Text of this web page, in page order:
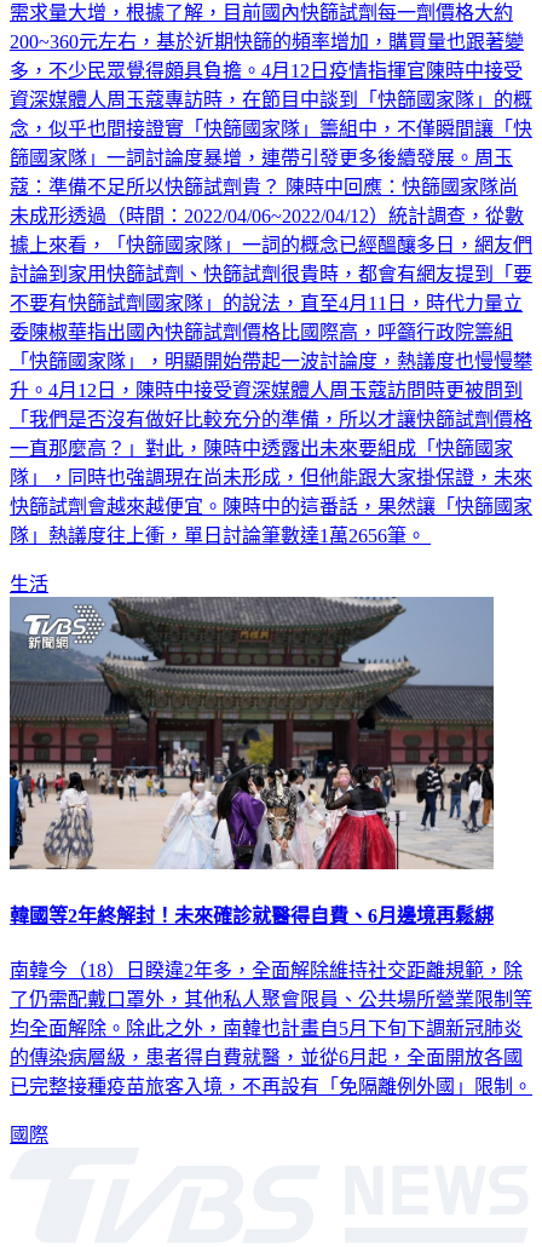
需求量大增，根據了解，目前國內快篩試劑每一劑價格大約
200~360元左右，基於近期快篩的頻率增加，購買量也跟著變
多，不少民眾覺得頗具負擔。4月12日疫情指揮官陳時中接受
資深媒體人周玉蔻專訪時，在節目中談到「快篩國家隊」的概
念，似乎也間接證實「快篩國家隊」籌組中，不僅瞬間讓「快
篩國家隊」一詞討論度暴增，連帶引發更多後續發展。周玉
蔻：準備不足所以快篩試劑貴？ 陳時中回應：快篩國家隊尚
未成形透過（時間：2022/04/06~2022/04/12）統計調查，從數
據上來看，「快篩國家隊」一詞的概念已經醞釀多日，網友們
討論到家用快篩試劑、快篩試劑很貴時，都會有網友提到「要
不要有快篩試劑國家隊」的說法，直至4月11日，時代力量立
委陳椒華指出國內快篩試劑價格比國際高，呼籲行政院籌組
「快篩國家隊」，明顯開始帶起一波討論度，熱議度也慢慢攀
升。4月12日，陳時中接受資深媒體人周玉蔻訪問時更被問到
「我們是否沒有做好比較充分的準備，所以才讓快篩試劑價格
一直那麼高？」對此，陳時中透露出未來要組成「快篩國家
隊」，同時也強調現在尚未形成，但他能跟大家掛保證，未來
快篩試劑會越來越便宜。陳時中的這番話，果然讓「快篩國家
隊」熱議度往上衝，單日討論筆數達1萬2656筆。
生活
韓國等2年終解封！未來確診就醫得自費、6月邊境再鬆綁
南韓今（18）日睽違2年多，全面解除維持社交距離規範，除
了仍需配戴口罩外，其他私人聚會限員、公共場所營業限制等
均全面解除。除此之外，南韓也計畫自5月下旬下調新冠肺炎
的傳染病層級，患者得自費就醫，並從6月起，全面開放各國
已完整接種疫苗旅客入境，不再設有「免隔離例外國」限制。
國際